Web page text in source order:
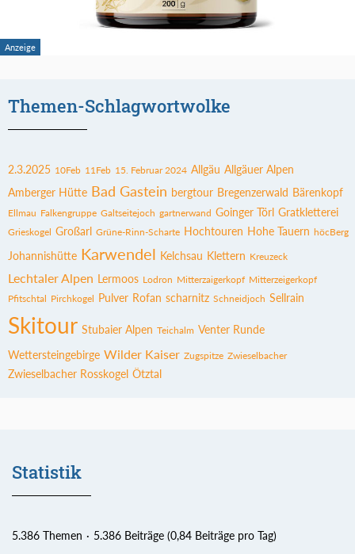
Themen-Schlagwortwolke
2.3.2025 10Feb 11Feb 15. Februar 2024 Allgäu Allgäuer Alpen
Amberger Hütte Bad Gastein bergtour Bregenzerwald Bärenkopf
Ellmau Falkengruppe Galtseitejoch gartnerwand Goinger Törl Gratkletterei
Grieskogel Großarl Grüne-Rinn-Scharte Hochtouren Hohe Tauern höcBerg
Johannishütte Karwendel Kelchsau Klettern Kreuzeck
Lechtaler Alpen Lermoos Lodron Mitterzaigerkopf Mitterzeigerkopf
Pfitschtal Pirchkogel Pulver Rofan scharnitz Schneidjoch Sellrain
Skitour Stubaier Alpen Teichalm Venter Runde
Wettersteingebirge Wilder Kaiser Zugspitze Zwieselbacher
Zwieselbacher Rosskogel Ötztal
Statistik
5.386 Themen 5.386 Beiträge (0,84 Beiträge pro Tag)